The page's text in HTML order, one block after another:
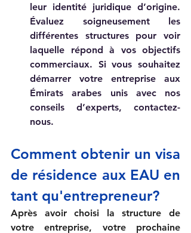
leur identité juridique d’origine.
Évaluez soigneusement les
différentes structures pour voir
laquelle répond à vos objectifs
commerciaux. Si vous souhaitez
démarrer votre entreprise aux
Émirats arabes unis avec nos
conseils d’experts, contactez-
nous.
Comment obtenir un visa
de résidence aux EAU en
tant qu'entrepreneur?
Après avoir choisi la structure de
votre entreprise, votre prochaine